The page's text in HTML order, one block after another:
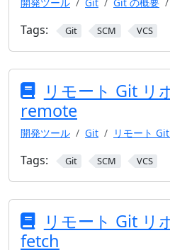
Tags: Git SCM VCS
リモート Git
remote
開発ツール Git リモート
Tags: Git SCM VCS
リモート Git
fetch